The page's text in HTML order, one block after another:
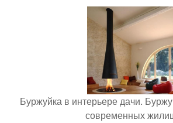
Буржуйка в интерьере дачи.
современных